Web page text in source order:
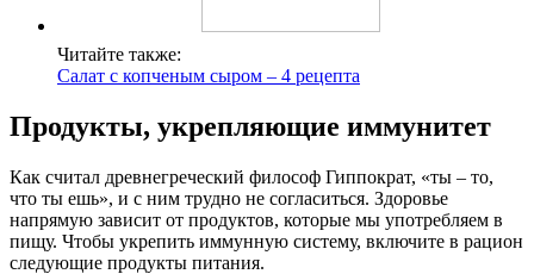
Читайте также:
Салат с копченым сыром – 4 рецепта
Продукты, укрепляющие иммунитет
Как считал древнегреческий философ Гиппократ, «ты ‒ то,
что ты ешь», и с ним трудно не согласиться. Здоровье
напрямую зависит от продуктов, которые мы употребляем в
пищу. Чтобы укрепить иммунную систему, включите в рацион
следующие продукты питания.